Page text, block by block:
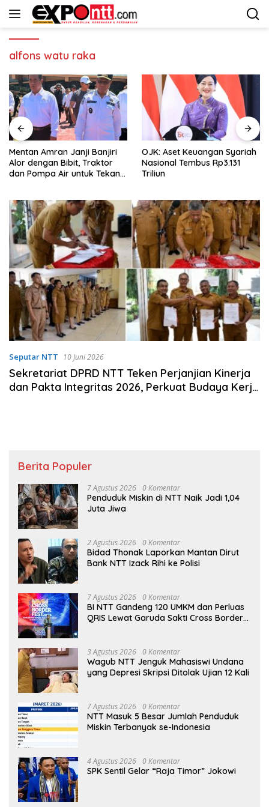
Langsung
alfons watu raka
Mentan Amran Janji Banjiri
Alor dengan Bibit, Traktor
dan Pompa Air untuk Tekan
OJK: Aset Keuangan Syariah
Nasional Tembus Rp3.131
Triliun
Seputar NTT 10 Juni 2026
Sekretariat DPRD NTT Teken Perjanjian Kinerja
dan Pakta Integritas 2026, Perkuat Budaya Kerja
Berita Populer
7 Agustus 2026 0 Komentar
Penduduk Miskin di NTT Naik Jadi 1,04
Juta Jiwa
2 Agustus 2026 0 Komentar
Bidad Thonak Laporkan Mantan Dirut
Bank NTT Izack Rihi ke Polisi
7 Agustus 2026 0 Komentar
BI NTT Gandeng 120 UMKM dan Perluas
QRIS Lewat Garuda Sakti Cross Border
3 Agustus 2026 0 Komentar
Wagub NTT Jenguk Mahasiswi Undana
yang Depresi Skripsi Ditolak Ujian 12 Kali
7 Agustus 2026 0 Komentar
NTT Masuk 5 Besar Jumlah Penduduk
Miskin Terbanyak se-Indonesia
4 Agustus 2026 0 Komentar
SPK Sentil Gelar “Raja Timor” Jokowi